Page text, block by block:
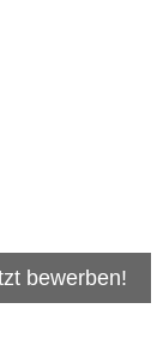
bewerben!